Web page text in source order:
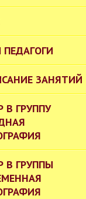
ЗАНЯТИЙ
В ГРУППУ
В ГРУППЫ